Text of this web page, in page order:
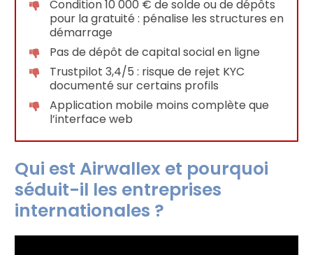
Condition 10 000 € de solde ou de dépôts
pour la gratuité : pénalise les structures en
démarrage
Pas de dépôt de capital social en ligne
Trustpilot 3,4/5 : risque de rejet KYC
documenté sur certains profils
Application mobile moins complète que
l’interface web
Qui est Airwallex et pourquoi
séduit-il les entreprises
internationales ?